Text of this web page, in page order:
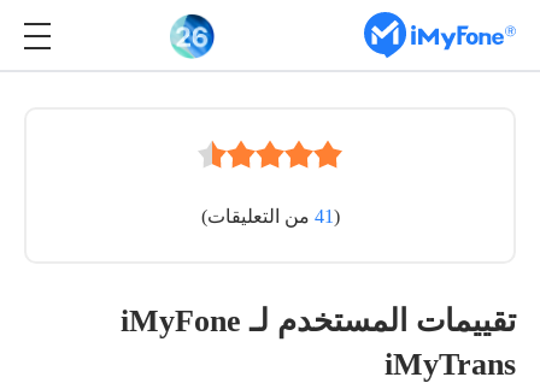
(
41 من التعليقات)
تقييمات المستخدم لـ iMyFone
iMyTrans